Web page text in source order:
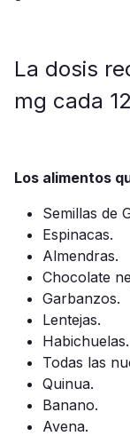
La dosis
mg cada
Los alimentos
Semillas de
Espinacas.
Almendras.
Chocolate
Garbanzos.
Lentejas.
Habichuelas.
Todas las
Quinua.
Banano.
Avena.